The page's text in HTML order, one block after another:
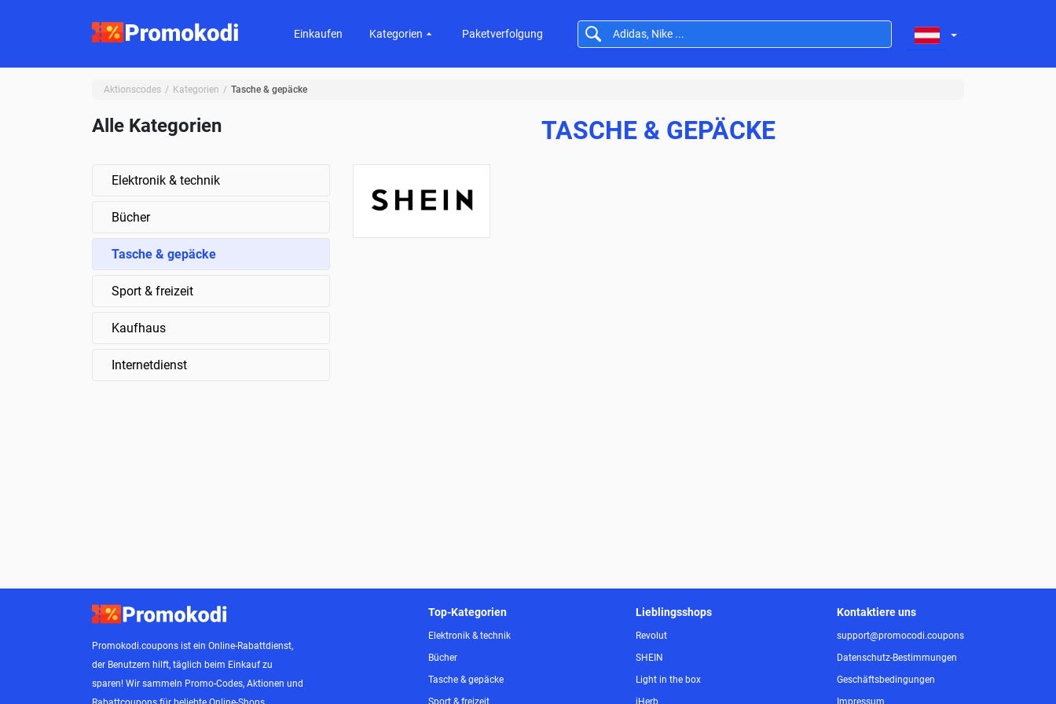
Einkaufen Kategorien Paketverfolgung
Aktionscodes Kategorien Tasche & gepäcke
Alle Kategorien
Elektronik & technik
Bücher
Tasche & gepäcke
Sport & freizeit
Kaufhaus
Internetdienst
TASCHE & GEPÄCKE
Promokodi.coupons ist ein Online-Rabattdienst,
der Benutzern hilft, täglich beim Einkauf zu
sparen! Wir sammeln Promo-Codes, Aktionen und
Top-Kategorien
Elektronik & technik
Bücher
Tasche & gepäcke
Sport & freizeit
Lieblingsshops
Revolut
SHEIN
Light in the box
iHerb
Kontaktiere uns
support@promocodi.coupons
Datenschutz-Bestimmungen
Geschäftsbedingungen
Impressum